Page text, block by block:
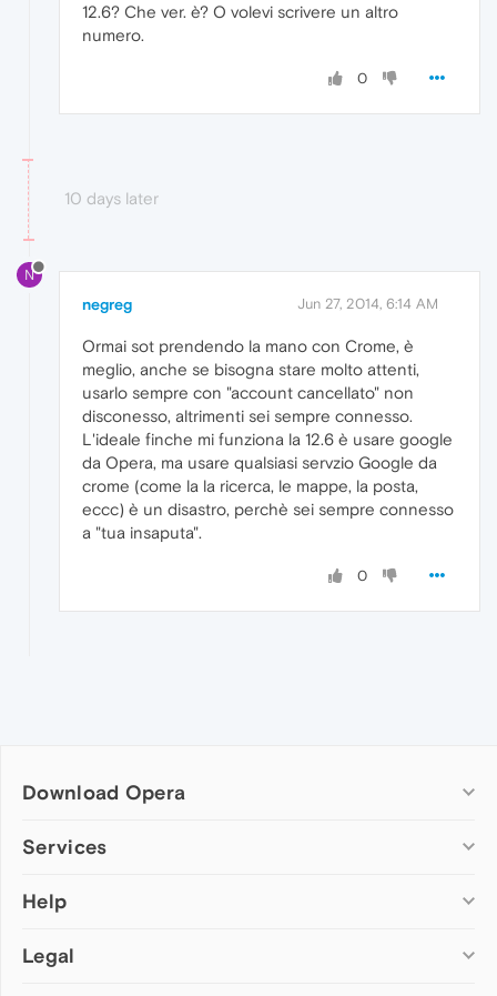
12.6? Che ver. è? O volevi scrivere un altro
numero.
0
10 days later
N
negreg Jun 27, 2014, 6:14 AM
Ormai sot prendendo la mano con Crome, è
meglio, anche se bisogna stare molto attenti,
usarlo sempre con "account cancellato" non
disconesso, altrimenti sei sempre connesso.
L'ideale finche mi funziona la 12.6 è usare google
da Opera, ma usare qualsiasi servzio Google da
crome (come la la ricerca, le mappe, la posta,
eccc) è un disastro, perchè sei sempre connesso
a "tua insaputa".
0
Download Opera
Computer browsers
Opera for Mac
Opera beta version
Services
Add-ons
Wallpapers
Help
Help & support
Legal